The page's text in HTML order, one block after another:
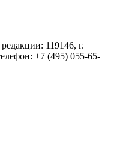
119146, г.
+7 (495) 055-65-